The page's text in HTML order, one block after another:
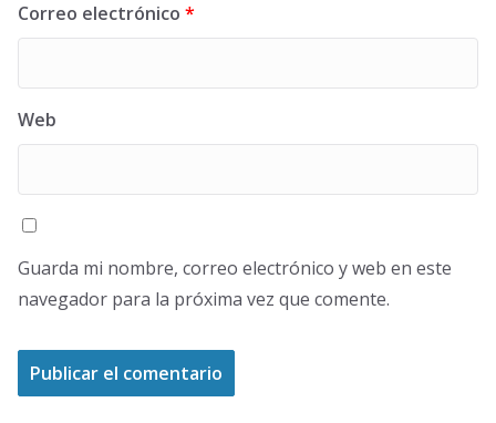
Correo electrónico *
Web
Guarda mi nombre, correo electrónico y web en este
navegador para la próxima vez que comente.